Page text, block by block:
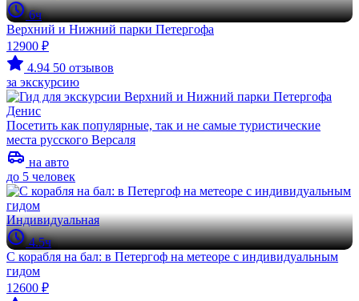
6ч
Верхний и Нижний парки Петергофа
12900 ₽
4.94 50 отзывов
за экскурсию
Денис
Посетить как популярные, так и не самые туристические
места русского Версаля
на авто
до 5 человек
Индивидуальная
4.5ч
С корабля на бал: в Петергоф на метеоре с индивидуальным
гидом
12600 ₽